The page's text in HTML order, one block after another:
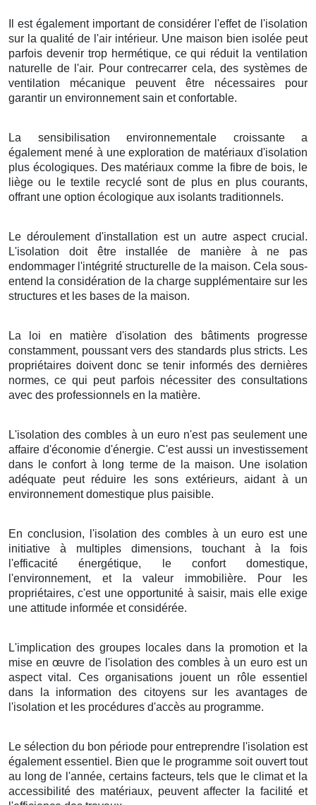
Il est également important de considérer l'effet de l'isolation
sur la qualité de l'air intérieur. Une maison bien isolée peut
parfois devenir trop hermétique, ce qui réduit la ventilation
naturelle de l'air. Pour contrecarrer cela, des systèmes de
ventilation mécanique peuvent être nécessaires pour
garantir un environnement sain et confortable.
La sensibilisation environnementale croissante a
également mené à une exploration de matériaux d'isolation
plus écologiques. Des matériaux comme la fibre de bois, le
liège ou le textile recyclé sont de plus en plus courants,
offrant une option écologique aux isolants traditionnels.
Le déroulement d'installation est un autre aspect crucial.
L'isolation doit être installée de manière à ne pas
endommager l'intégrité structurelle de la maison. Cela sous-
entend la considération de la charge supplémentaire sur les
structures et les bases de la maison.
La loi en matière d'isolation des bâtiments progresse
constamment, poussant vers des standards plus stricts. Les
propriétaires doivent donc se tenir informés des dernières
normes, ce qui peut parfois nécessiter des consultations
avec des professionnels en la matière.
L'isolation des combles à un euro n'est pas seulement une
affaire d'économie d'énergie. C'est aussi un investissement
dans le confort à long terme de la maison. Une isolation
adéquate peut réduire les sons extérieurs, aidant à un
environnement domestique plus paisible.
En conclusion, l'isolation des combles à un euro est une
initiative à multiples dimensions, touchant à la fois
l'efficacité énergétique, le confort domestique,
l'environnement, et la valeur immobilière. Pour les
propriétaires, c'est une opportunité à saisir, mais elle exige
une attitude informée et considérée.
L'implication des groupes locales dans la promotion et la
mise en œuvre de l'isolation des combles à un euro est un
aspect vital. Ces organisations jouent un rôle essentiel
dans la information des citoyens sur les avantages de
l'isolation et les procédures d'accès au programme.
Le sélection du bon période pour entreprendre l'isolation est
également essentiel. Bien que le programme soit ouvert tout
au long de l'année, certains facteurs, tels que le climat et la
accessibilité des matériaux, peuvent affecter la facilité et